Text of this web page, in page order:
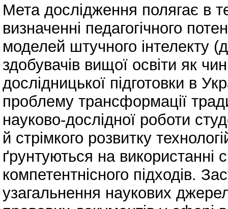
Мета дослідження полягає в
визначенні педагогічного
моделей штучного інтелекту
здобувачів вищої освіти як
дослідницької підготовки в
проблему трансформації
науково-дослідної роботи
й стрімкого розвитку
ґрунтуються на використанні
компетентнісного підходів.
узагальнення наукових